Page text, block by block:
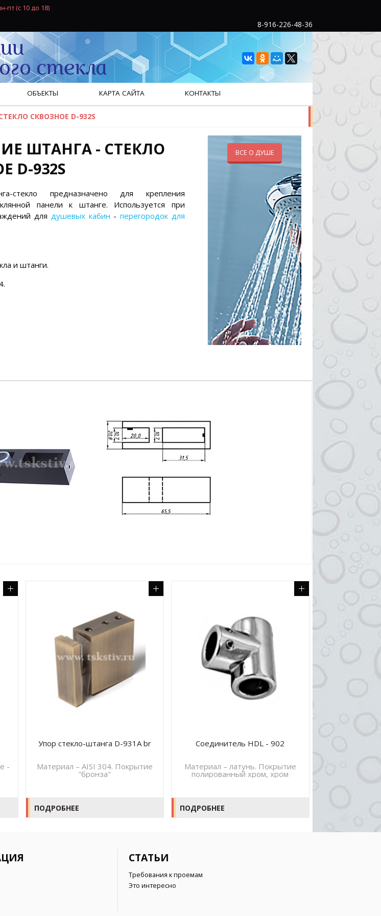
пт(с 10 до 18)
8-916-226-48-36
ОБЪЕКТЫ КАРТА САЙТА КОНТАКТЫ
СКВОЗНОЕ D-932S
ШТАНГА - СТЕКЛО
D-932S
стекло предназначено для крепления
панели к штанге. Используется при
для душевых кабин -перегородок для
и штанги.
.
ВСЕ О ДУШЕ
-
Упор стекло-штанга D-931A br
Материал – AISI 304. Покрытие
"бронза"
ПОДРОБНЕЕ
Соединитель HDL - 902
Материал – латунь. Покрытие
полированный хром, хром
ПОДРОБНЕЕ
СТАТЬИ
Требования к проемам
Это интересно